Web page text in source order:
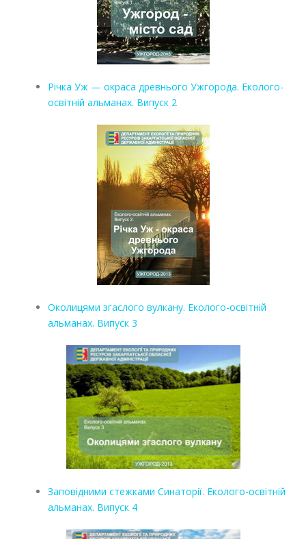
Річка Уж — окраса древнього Ужгорода. Еколого-
освітній альманах. Випуск 2
Околицями згаслого вулкану. Еколого-освітній
альманах. Випуск 3
Заповідними стежками Синаторії. Еколого-освітній
альманах. Випуск 4